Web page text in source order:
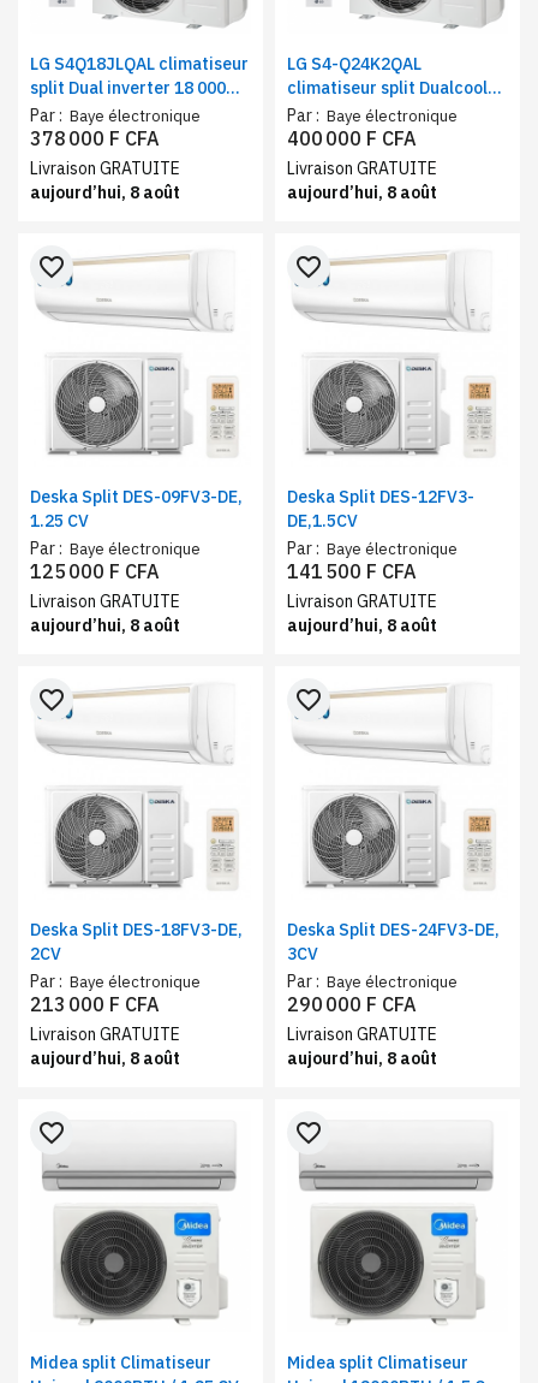
LG S4Q18JLQAL climatiseur
split Dual inverter 18 000
BTU / 2.5 CV | Compresseur
Par : Baye électronique
378 000 F CFA
Livraison GRATUITE
aujourd’hui, 8 août
LG S4-Q24K2QAL
climatiseur split Dualcool™
3 CV | Compresseur™ DUAL
Inverter | Mode ventilateur
Par : Baye électronique
400 000 F CFA
Livraison GRATUITE
aujourd’hui, 8 août
Deska Split DES-09FV3-DE,
1.25 CV
Par : Baye électronique
favorite_border
125 000 F CFA
Livraison GRATUITE
aujourd’hui, 8 août
Deska Split DES-12FV3-
DE,1.5CV
Par : Baye électronique
favorite_border
141 500 F CFA
Livraison GRATUITE
aujourd’hui, 8 août
Deska Split DES-18FV3-DE,
2CV
Par : Baye électronique
favorite_border
213 000 F CFA
Livraison GRATUITE
aujourd’hui, 8 août
Deska Split DES-24FV3-DE,
3CV
Par : Baye électronique
favorite_border
290 000 F CFA
Livraison GRATUITE
aujourd’hui, 8 août
Midea split Climatiseur
favorite_border
Midea split Climatiseur
favorite_border